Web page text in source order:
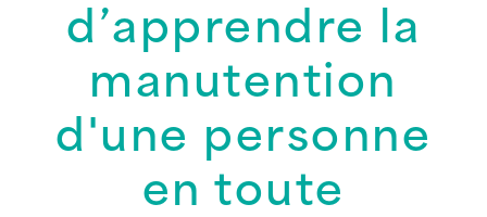
d’apprendre la
manutention
d'une personne
en toute